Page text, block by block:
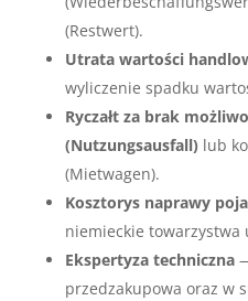
(Restwert).
Utrata wartości
wyliczenie spadku
Ryczałt za brak
(Nutzungsausfall) lub
(Mietwagen).
Kosztorys naprawy
niemieckie towarzystwa
Ekspertyza techniczna—
przedzakupowa oraz w